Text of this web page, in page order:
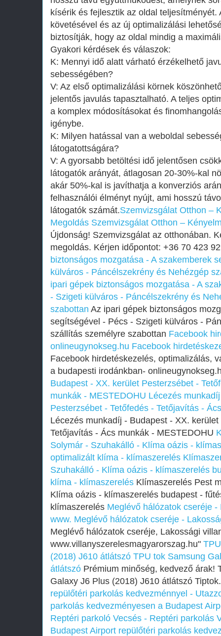
kísérik és fejlesztik az oldal teljesítményét.
követésével és az új optimalizálási
biztosítják, hogy az oldal mindig a
Gyakori kérdések és válaszok:
K: Mennyi idő alatt várható érzékelhető
sebességében?
V: Az első optimalizálási körnek
jelentős javulás tapasztalható. A teljes
a komplex módosításokat és
igénybe.
K: Milyen hatással van a weboldal
látogatottságára?
V: A gyorsabb betöltési idő jelentősen
látogatók arányát, átlagosan 20-30%-kal
akár 50%-kal is javíthatja a konverziós
felhasználói élményt nyújt, ami hosszú
látogatók számát.Szemvizsgálat Otthon –
Megoldás Szemvizsgálat Otthon –
Újdonság! Szemvizsgálat az otthonában.
megoldás. Kérjen időpontot: +36 70 423
biztonságos mozgatása - A szakemberek
külváros - Páncélszekrény és Nehézgép
ipari gépek biztonságos mozgatása - A
- Szigeti külváros - Páncélszekrény és
szabottan Az ipari gépek biztonságos
segítségével - Pécs - Szigeti külváros -
szállítás személyre szabottan Facebook
onlineugynokseg.hu Facebook
Facebook hirdetéskezelés, optimalizálás,
a budapesti irodánkban-
Budapest - XX. kerület Pesterzsébet -
munkák - MESTEDOHU Lécezés
Pesterzsébet - Tetőfedés - Tetőjavítás -
Lécezés munkadíj - Budapest - XX.
Tetőjavítás - Ács munkák - MESTEDOHU
Solymár - Szuhakálló - Klíma oázis -
optimalizált klíma - klímaszerelés
Szuhakálló - Klíma oázis - klímaszerelés
klíma - klímaszerelés Klímaszerelés Pest
Klíma oázis - klímaszerelés budapest -
klímaszerelés Meglévő hálózatok cseréje
www. Meglévő hálózatok cseréje -
Meglévő hálózatok cseréje, Lakossági
www.villanyszerelesmagyarorszag.hu"
(2018) J610 átlátszó TPU tok Samsung
átlátszó Prémium minőség, kedvező árak!
Galaxy J6 Plus (2018) J610 átlátszó
repülőtéri parkolás kedvezménnyel -
parkolás kedvezményesen a Budapest
Reptéri parkoló Vecsés - Reptéri parkolás
Budapest Airport repülőtéri parkolás